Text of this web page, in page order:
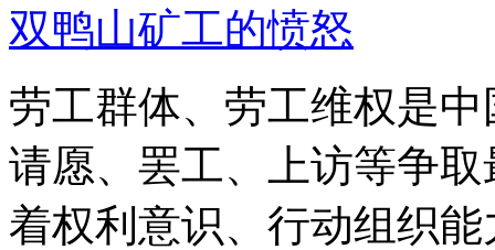
双鸭山矿工的愤怒
劳工群体、劳工维权是
请愿、罢工、上访等争
着权利意识、行动组织